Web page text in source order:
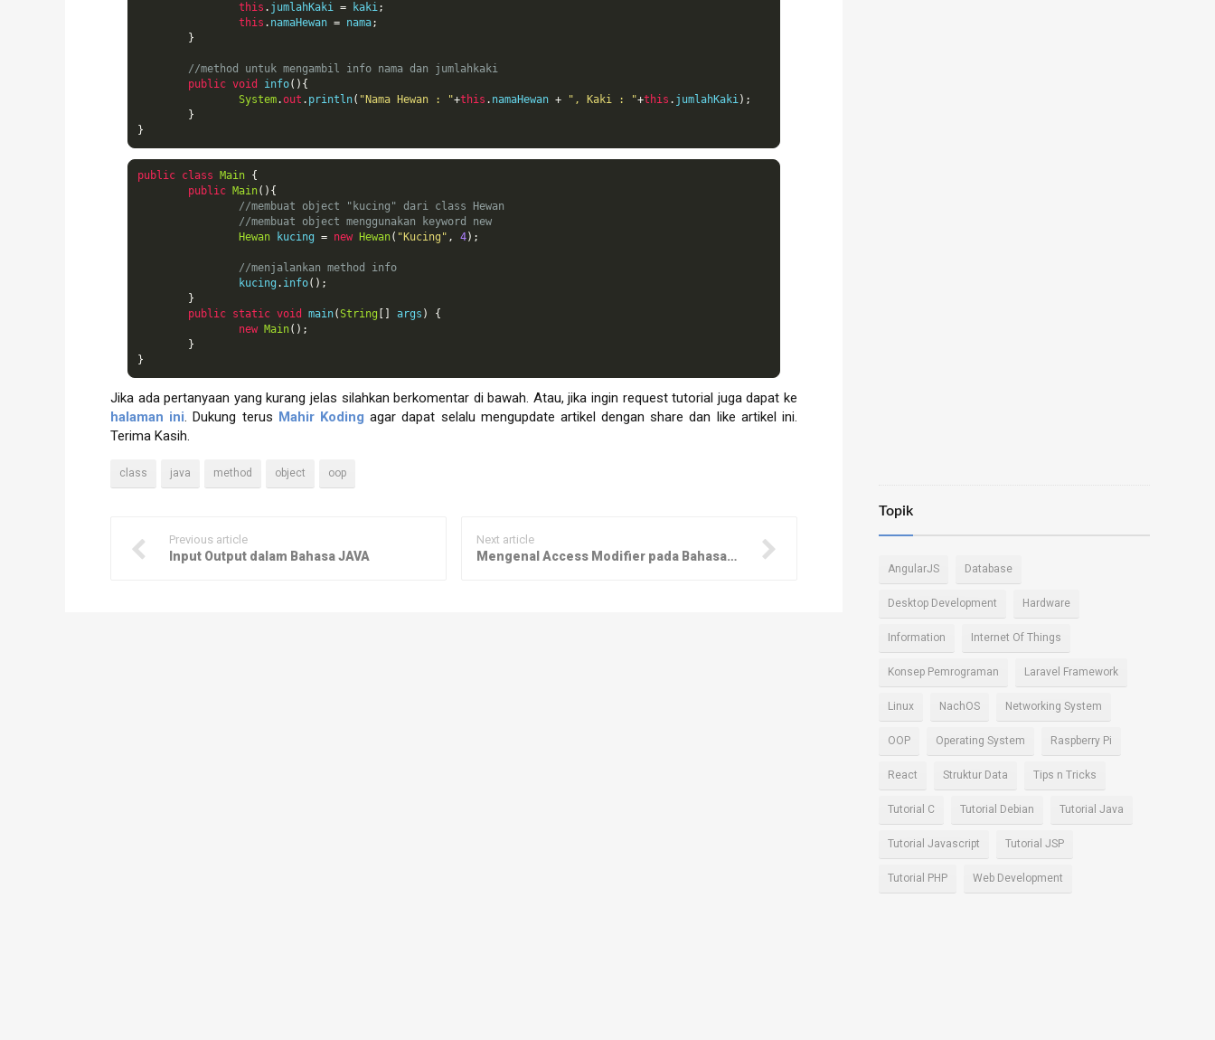
this . jumlahKaki = kaki;
this . namaHewan = nama;
}
//method untuk mengambil info nama dan jumlahkaki
public void info(){
System.out . println( "Nama Hewan : "+this . namaHewan + ", Kaki : "+this . jumlahKaki);
}
}
public class Main
{
public
Main(){
//membuat object "kucing" dari class Hewan
//membuat object menggunakan keyword new
Hewan kucing = new Hewan( "Kucing" , 4);
//menjalankan method info
		kucing
. info();
}
public
static void main(String args )
{
new
Main();
}
}
Jika ada pertanyaan yang kurang jelas silahkan berkomentar di bawah. Atau, jika ingin request tutorial juga dapat ke
halaman ini . Dukung terus Mahir Koding agar dapat selalu mengupdate artikel dengan share dan like artikel ini.
Terima Kasih.
class java method object oop
Previous article
Input Output dalam Bahasa JAVA
Next article
Mengenal Access Modifier pada Bahasa JAVA
Topik
AngularJS Database
Desktop Development Hardware
Information Internet Of Things
Konsep Pemrograman Laravel Framework
Linux NachOS Networking System
OOP Operating System Raspberry Pi
React Struktur Data Tips n Tricks
Tutorial C Tutorial Debian Tutorial Java
Tutorial Javascript Tutorial JSP
Tutorial PHP Web Development